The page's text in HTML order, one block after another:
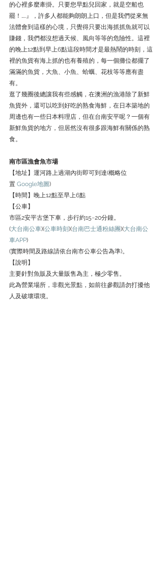
的心裡多麼牽掛。只要您早點兒回家，就是空船也
罷！…..』，許多人都能夠朗朗上口，但是我們從來無
法體會到這樣的心境，只覺得只要出海抓抓魚就可以
賺錢，我們都沒想過天候、風向等等的危險性。這裡
的晚上12點到早上6點這段時間才是最熱鬧的時刻，這
裡的魚貨有海上抓的也有養殖的，每一個攤位都擺了
滿滿的魚貨，大魚、小魚、蛤蠣、花枝等等應有盡
有。
逛了幾圈後總讓我有些感觸，在澳洲的漁港除了新鮮
魚貨外，還可以吃到好吃的熟食海鮮，在日本築地的
周邊也有一些日本料理店，但在台南安平呢？一個有
新鮮魚貨的地方，但居然沒有很多跟海鮮有關係的熟
食。
南市區漁會魚市場
【地址】運河路上過湖內街即可到達(概略位
置 Google地圖)
【時間】晚上12點至早上6點
【公車】
市區2安平古堡下車，步行約15~20分鐘。
(大台南公車)(公車時刻)(台南巴士通粉絲團)(大台南公
車APP)
(實際時間及路線請依台南市公車公告為準)。
【說明】
主要針對魚販及大量販售為主，極少零售。
此為營業場所，非觀光景點，如前往參觀請勿打擾他
人及破壞環境。